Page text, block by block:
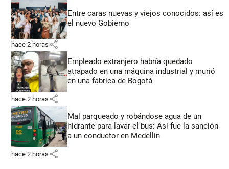
Entre caras nuevas y viejos conocidos: así es
el nuevo Gobierno
hace 2 horas share
Empleado extranjero habría quedado
atrapado en una máquina industrial y murió
en una fábrica de Bogotá
hace 2 horas share
Mal parqueado y robándose agua de un
hidrante para lavar el bus: Así fue la sanción
a un conductor en Medellín
hace 2 horas share